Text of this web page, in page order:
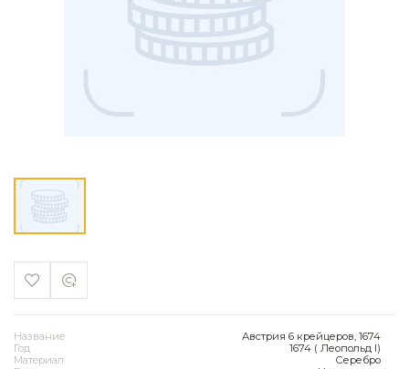
Название
Австрия 6 крейцеров, 1674
Год
1674 ( Леопольд I)
Материал
Серебро